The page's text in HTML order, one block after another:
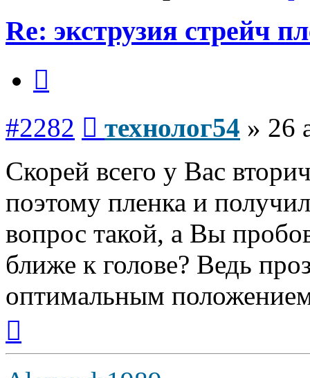
Re: экструзия стрейч
#2282 технолог54 » 26
Скорей всего у Вас
поэтому пленка и
вопрос такой, а Вы
ближе к голове? Ведь
оптимальным положением
началу